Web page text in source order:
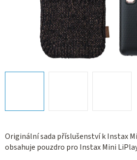
Originální sada příslušenství k Instax
obsahuje pouzdro pro Instax Mini